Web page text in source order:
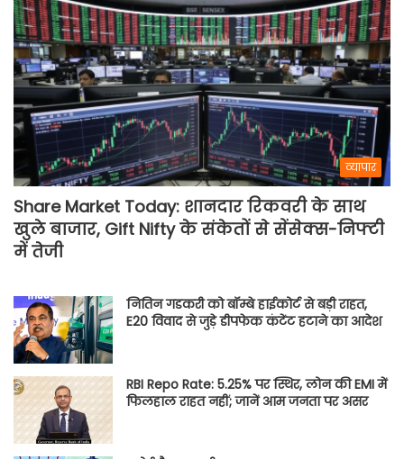
व्यापार
Share Market Today: शानदार रिकवरी के साथ
खुले बाजार, Gift Nifty के संकेतों से सेंसेक्स-निफ्टी
में तेजी
नितिन गडकरी को बॉम्बे हाईकोर्ट से बड़ी राहत,
E20 विवाद से जुड़े डीपफेक कंटेंट हटाने का आदेश
RBI Repo Rate: 5.25% पर स्थिर, लोन की EMI में
फिलहाल राहत नहीं; जानें आम जनता पर असर